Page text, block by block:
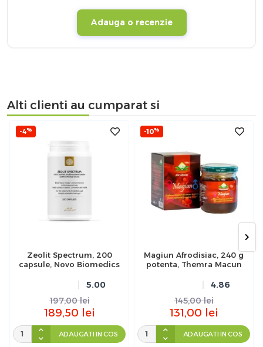
Adauga o recenzie
Alti clienti au cumparat si
-4%
Zeolit Spectrum, 200
capsule, Novo Biomedics
5.00
197,00 lei
189,50 lei
ADAUGATI IN COS
-10%
Magiun Afrodisiac, 240 g
potenta, Themra Macun
4.86
145,00 lei
131,00 lei
ADAUGATI IN COS